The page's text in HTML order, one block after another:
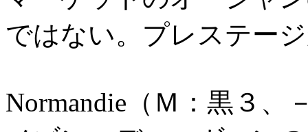
ではない。プレステー
Normandie（Ｍ：黒３、